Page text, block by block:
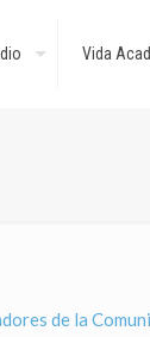
Vida
de la